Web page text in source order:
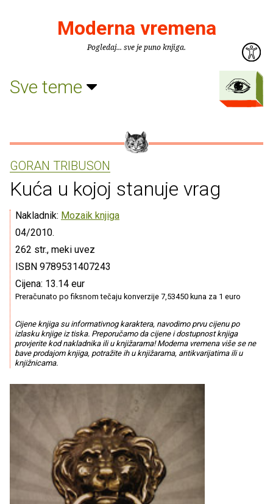
Moderna vremena
Pogledaj... sve je puno knjiga.
Sve teme
GORAN TRIBUSON
Kuća u kojoj stanuje vrag
Nakladnik: Mozaik knjiga
04/2010.
262 str., meki uvez
ISBN 9789531407243
Cijena: 13.14 eur
Preračunato po fiksnom tečaju konverzije 7,53450 kuna za 1 euro
Cijene knjiga su informativnog karaktera, navodimo prvu cijenu po
izlasku knjige iz tiska. Preporučamo da cijene i dostupnost knjiga
provjerite kod nakladnika ili u knjižarama! Moderna vremena više se ne
bave prodajom knjiga, potražite ih u knjižarama, antikvarijatima ili u
knjižnicama.